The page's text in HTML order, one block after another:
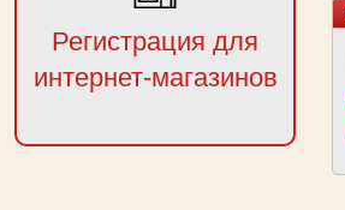
Регистрация для
интернет-магазинов